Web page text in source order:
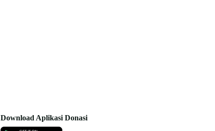
Download Aplikasi Donasi